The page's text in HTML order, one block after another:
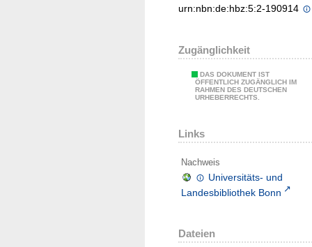
urn:nbn:de:hbz:5:2-190914
Zugänglichkeit
DAS DOKUMENT IST
ÖFFENTLICH ZUGÄNGLICH IM
RAHMEN DES DEUTSCHEN
URHEBERRECHTS.
Links
Nachweis
Universitäts- und
Landesbibliothek Bonn
Dateien